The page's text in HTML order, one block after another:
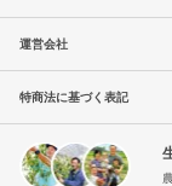
運営会社
特商法に基づく表記